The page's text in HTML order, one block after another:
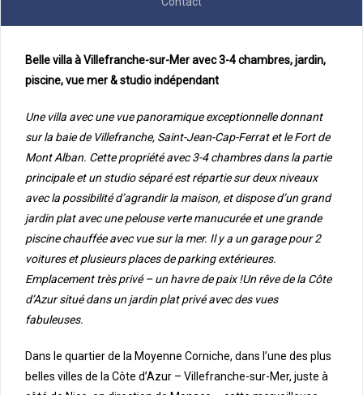
Belle villa à Villefranche-sur-Mer avec 3-4 chambres, jardin,
piscine, vue mer & studio indépendant
Une villa avec une vue panoramique exceptionnelle donnant
sur la baie de Villefranche, Saint-Jean-Cap-Ferrat et le Fort de
Mont Alban. Cette propriété avec 3-4 chambres dans la partie
principale et un studio séparé est répartie sur deux niveaux
avec la possibilité d’agrandir la maison, et dispose d’un grand
jardin plat avec une pelouse verte manucurée et une grande
piscine chauffée avec vue sur la mer. Il y a un garage pour 2
voitures et plusieurs places de parking extérieures.
Emplacement très privé – un havre de paix !Un rêve de la Côte
d’Azur situé dans un jardin plat privé avec des vues
fabuleuses.
Dans le quartier de la Moyenne Corniche, dans l’une des plus
belles villes de la Côte d’Azur – Villefranche-sur-Mer, juste à